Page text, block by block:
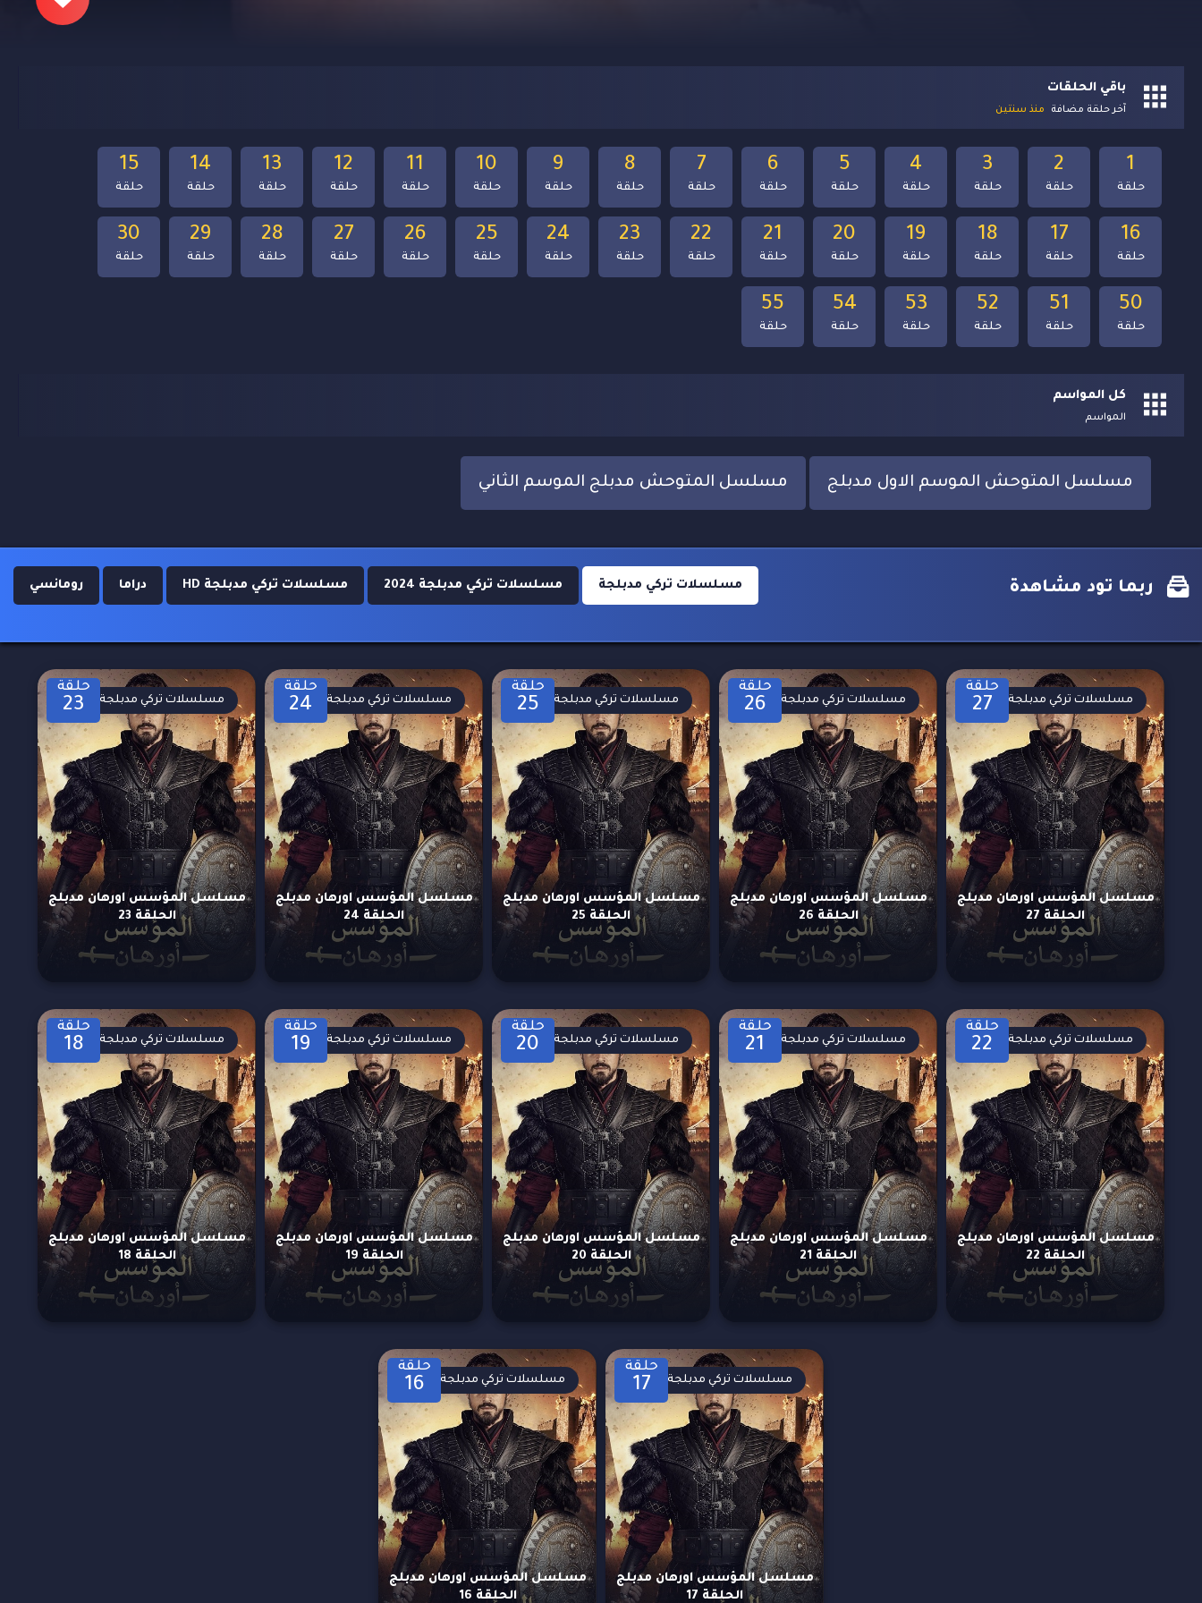
باقي الحلقات
آخر حلقة مضافة منذ سنتين
55
حلقة
54
حلقة
53
حلقة
52
حلقة
51
حلقة
50
حلقة
30
حلقة
29
حلقة
28
حلقة
27
حلقة
26
حلقة
25
حلقة
24
حلقة
23
حلقة
22
حلقة
21
حلقة
20
حلقة
19
حلقة
18
حلقة
17
حلقة
16
حلقة
15
حلقة
14
حلقة
13
حلقة
12
حلقة
11
حلقة
10
حلقة
9
حلقة
8
حلقة
7
حلقة
6
حلقة
5
حلقة
4
حلقة
3
حلقة
2
حلقة
1
حلقة
كل المواسم
المواسم
مسلسل المتوحش الموسم الاول مدبلج مسلسل المتوحش مدبلج الموسم الثاني
ربما تود مشاهدة مسلسلات تركي مدبلجة مسلسلات تركي مدبلجة 2024 مسلسلات تركي مدبلجة HD دراما رومانسي
حلقة
27
مسلسل المؤسس اورهان مدبلج
الحلقة 27
مسلسلات تركي مدبلجة
حلقة
26
مسلسل المؤسس اورهان مدبلج
الحلقة 26
مسلسلات تركي مدبلجة
حلقة
25
مسلسل المؤسس اورهان مدبلج
الحلقة 25
مسلسلات تركي مدبلجة
حلقة
24
مسلسل المؤسس اورهان مدبلج
الحلقة 24
مسلسلات تركي مدبلجة
حلقة
23
مسلسل المؤسس اورهان مدبلج
الحلقة 23
مسلسلات تركي مدبلجة
حلقة
22
مسلسل المؤسس اورهان مدبلج
الحلقة 22
مسلسلات تركي مدبلجة
حلقة
21
مسلسل المؤسس اورهان مدبلج
الحلقة 21
مسلسلات تركي مدبلجة
حلقة
20
مسلسل المؤسس اورهان مدبلج
الحلقة 20
مسلسلات تركي مدبلجة
حلقة
19
مسلسل المؤسس اورهان مدبلج
الحلقة 19
مسلسلات تركي مدبلجة
حلقة
18
مسلسل المؤسس اورهان مدبلج
الحلقة 18
مسلسلات تركي مدبلجة
حلقة
17
مسلسل المؤسس اورهان مدبلج
الحلقة 17
مسلسلات تركي مدبلجة
حلقة
16
مسلسل المؤسس اورهان مدبلج
الحلقة 16
مسلسلات تركي مدبلجة